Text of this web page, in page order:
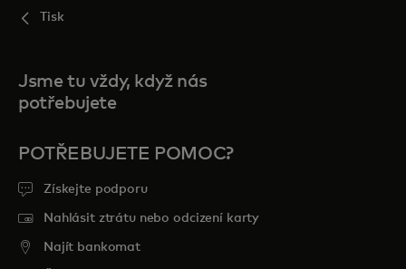
Tisk
Jsme tu vždy, když nás
potřebujete
POTŘEBUJETE POMOC?
Získejte podporu
Nahlásit ztrátu nebo odcizení karty
Najít bankomat